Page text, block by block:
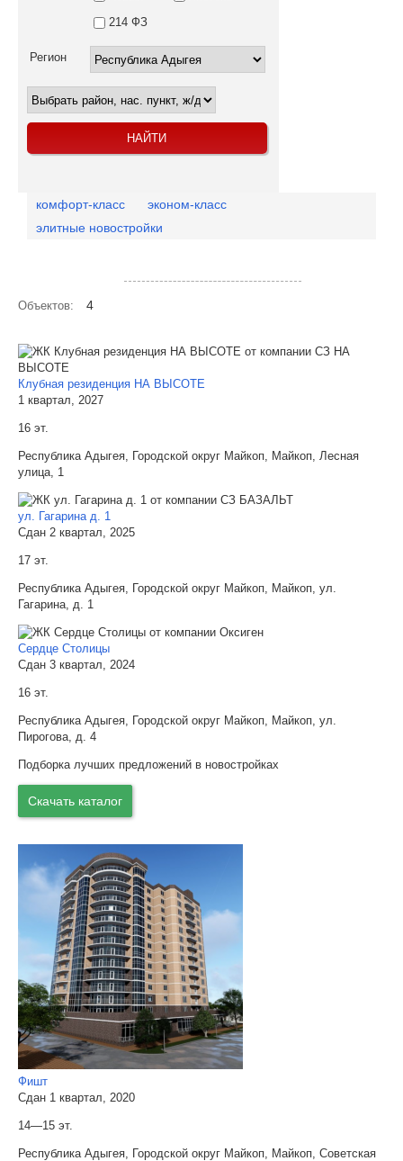
214 ФЗ
Регион
комфорт-класс
эконом-класс
элитные новостройки
Объектов: 4
Клубная резиденция НА ВЫСОТЕ
1 квартал, 2027
16 эт.
Республика Адыгея, Городской округ Майкоп, Майкоп, Лесная
улица, 1
ул. Гагарина д. 1
Сдан 2 квартал, 2025
17 эт.
Республика Адыгея, Городской округ Майкоп, Майкоп, ул.
Гагарина, д. 1
Сердце Столицы
Сдан 3 квартал, 2024
16 эт.
Республика Адыгея, Городской округ Майкоп, Майкоп, ул.
Пирогова, д. 4
Подборка лучших предложений в новостройках
Скачать каталог
Фишт
Сдан 1 квартал, 2020
14—15 эт.
Республика Адыгея, Городской округ Майкоп, Майкоп, Советская